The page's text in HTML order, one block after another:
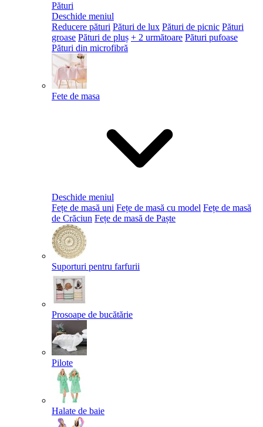
Pături
Deschide meniul
Reducere pături Pături de lux Pături de picnic Pături
groase Pături de pluș + 2 următoare Pături pufoase
Pături din microfibră
Fete de masa
Deschide meniul
Fețe de masă uni Fețe de masă cu model Fețe de masă
de Crăciun Fețe de masă de Paște​
Suporturi pentru farfurii
Prosoape de bucătărie
Pilote
Halate de baie